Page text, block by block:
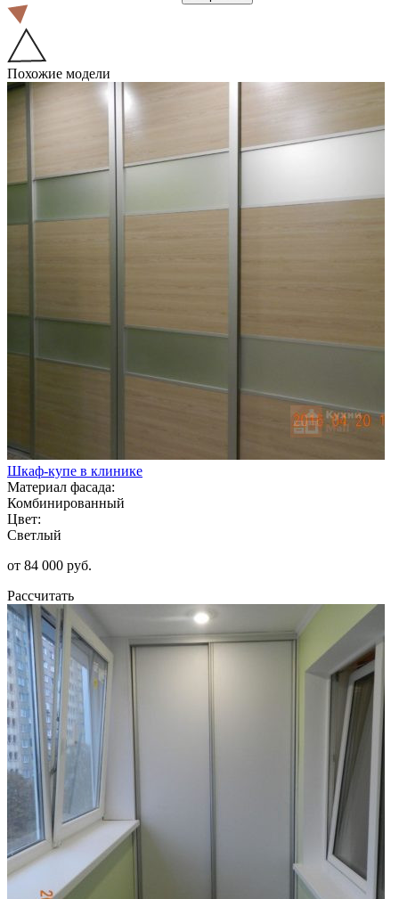
Похожие модели
Шкаф-купе в клинике
Материал фасада:
Комбинированный
Цвет:
Светлый
от 84 000 руб.
Рассчитать